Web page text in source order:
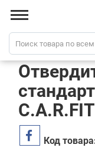
Код